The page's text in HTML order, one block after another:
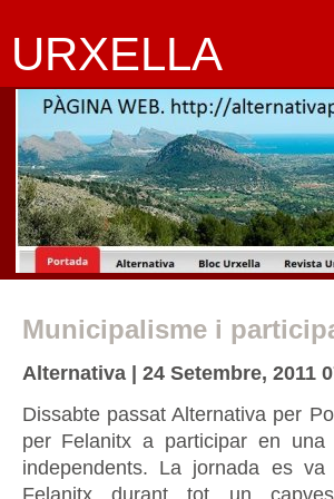
URXELLA
Municipalisme i
Alternativa | 24 Setembre, 2011
Dissabte passat Alternativa per
per Felanitx a participar en
independents. La jornada es
Felanitx durant tot un